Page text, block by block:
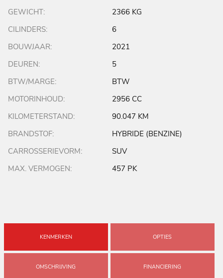
GEWICHT:
2366 KG
CILINDERS:
6
BOUWJAAR:
2021
DEUREN:
5
BTW/MARGE:
BTW
MOTORINHOUD:
2956 CC
KILOMETERSTAND:
90.047 KM
BRANDSTOF:
HYBRIDE (BENZINE)
CARROSSERIEVORM:
SUV
MAX. VERMOGEN:
457 PK
KENMERKEN OPTIES
OMSCHRIJVING FINANCIERING